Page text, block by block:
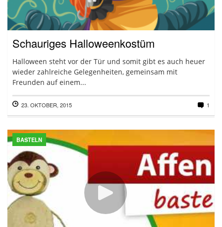
Schauriges Halloweenkostüm
Halloween steht vor der Tür und somit gibt es auch heuer
wieder zahlreiche Gelegenheiten, gemeinsam mit
Freunden auf einem...
23. OKTOBER, 2015 1
BASTELN